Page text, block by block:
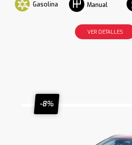
Gasolina Manual
VER DETALLES
-8%